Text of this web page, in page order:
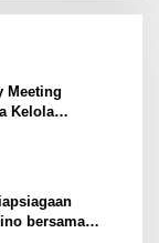
Meeting
Kelola
bersama